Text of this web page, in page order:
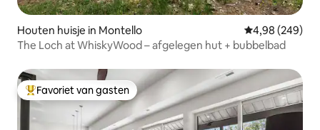
Houten huisje in Montello Gemiddelde
4,98 (249)
The Loch at WhiskyWood – afgelegen hut + bubbelbad
Topfavoriet van gasten
Favoriet van gasten